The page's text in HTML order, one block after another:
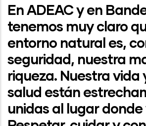
En ADEAC y en
tenemos muy claro
entorno natural es,
seguridad, nuestra
riqueza. Nuestra vida
salud están
unidas al lugar donde